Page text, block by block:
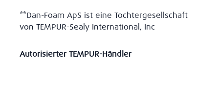
**Dan-Foam ApS ist eine Tochtergesellschaft
von TEMPUR-Sealy International, Inc
Autorisierter TEMPUR-Händler